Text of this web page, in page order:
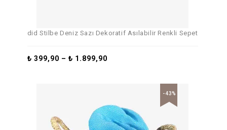
did Stilbe Deniz Sazı Dekoratif Asılabilir Renkli Sepet
₺ 399,90 – ₺ 1.899,90
-43%